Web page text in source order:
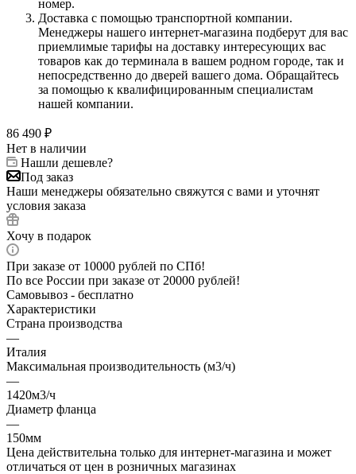
номер.
Доставка с помощью транспортной компании.
Менеджеры нашего интернет-магазина подберут для вас
приемлимые тарифы на доставку интересующих вас
товаров как до терминала в вашем родном городе, так и
непосредственно до дверей вашего дома. Обращайтесь
за помощью к квалифицированным специалистам
нашей компании.
86 490 ₽
Нет в наличии
Нашли дешевле?
Под заказ
Наши менеджеры обязательно свяжутся с вами и уточнят
условия заказа
Хочу в подарок
При заказе от 10000 рублей по СПб!
По все России при заказе от 20000 рублей!
Самовывоз - бесплатно
Характеристики
Страна производства
—
Италия
Максимальная производительность (м3/ч)
—
1420м3/ч
Диаметр фланца
—
150мм
Цена действительна только для интернет-магазина и может
отличаться от цен в розничных магазинах